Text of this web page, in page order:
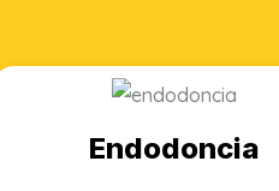
Endodoncia